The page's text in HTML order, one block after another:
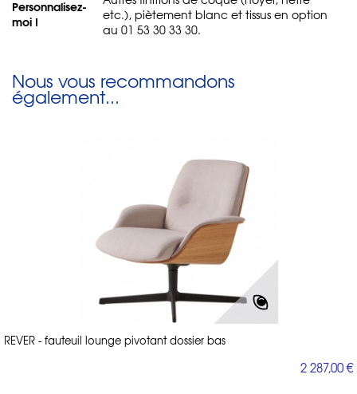
Personnalisez-
moi !
etc.), piètement blanc et tissus en option
au 01 53 30 33 30.
Nous vous recommandons
également...
REVER - fauteuil lounge pivotant dossier bas
2 287,00 €